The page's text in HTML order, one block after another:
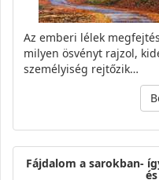
Az emberi lélek
milyen ösvényt rajzol,
személyiség rejtőzik…
Fájdalom a sarokban-